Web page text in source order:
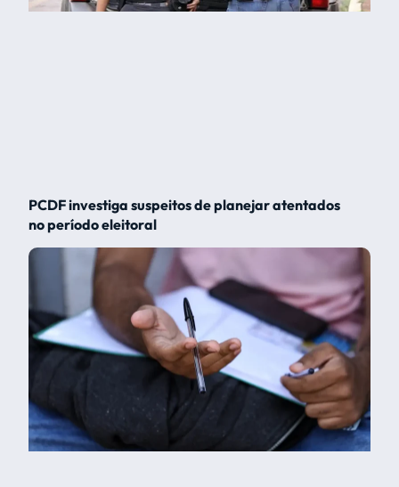
PCDF investiga suspeitos de planejar atentados
no período eleitoral